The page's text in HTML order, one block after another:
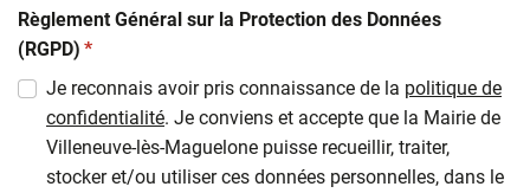
Règlement Général sur la Protection des Données
(RGPD) (obligatoire)
*
Je reconnais avoir pris connaissance de la politique de
confidentialité. Je conviens et accepte que la Mairie de
Villeneuve-lès-Maguelone puisse recueillir, traiter,
stocker et/ou utiliser ces données personnelles, dans le